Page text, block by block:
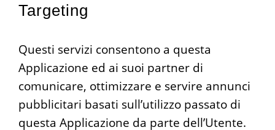
Targeting
Questi servizi consentono a questa
Applicazione ed ai suoi partner di
comunicare, ottimizzare e servire annunci
pubblicitari basati sull’utilizzo passato di
questa Applicazione da parte dell’Utente.